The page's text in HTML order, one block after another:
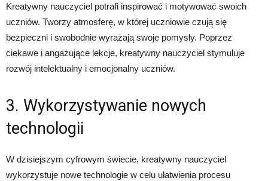
Kreatywny nauczyciel potrafi inspirować i motywować swoich
uczniów. Tworzy atmosferę, w której uczniowie czują się
bezpieczni i swobodnie wyrażają swoje pomysły. Poprzez
ciekawe i angażujące lekcje, kreatywny nauczyciel stymuluje
rozwój intelektualny i emocjonalny uczniów.
3. Wykorzystywanie nowych
technologii
W dzisiejszym cyfrowym świecie, kreatywny nauczyciel
wykorzystuje nowe technologie w celu ułatwienia procesu